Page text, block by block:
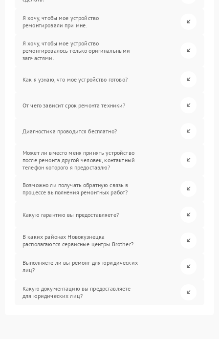
Я хочу, чтобы мое устройство
ремонтировали при мне.
Я хочу, чтобы мое устройство
ремонтировалось только оригинальными
запчастями.
Как я узнаю, что мое устройство готово?
От чего зависит срок ремонта техники?
Диагностика проводится бесплатно?
Может ли вместо меня принять устройство
после ремонта другой человек, контактный
телефон которого я предоставлю?
Возможно ли получать обратную связь в
процессе выполнения ремонтных работ?
Какую гарантию вы предоставляете?
В каких районах Новокузнецка
располагаются сервисные центры Brother?
Выполняете ли вы ремонт для юридических
лиц?
Какую документацию вы предоставляете
для юридических лиц?